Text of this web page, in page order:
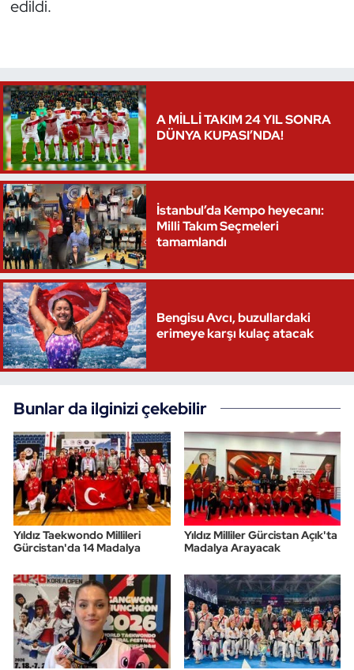
edildi.
A MİLLİ TAKIM 24 YIL SONRA
DÜNYA KUPASI’NDA!
İstanbul’da Kempo heyecanı:
Milli Takım Seçmeleri
tamamlandı
Bengisu Avcı, buzullardaki
erimeye karşı kulaç atacak
Bunlar da ilginizi çekebilir
Yıldız Taekwondo Millileri
Gürcistan'da 14 Madalya
Yıldız Milliler Gürcistan Açık'ta
Madalya Arayacak
Vücut Geliştirme Fitness
Wushu Kungfu
Yelken
Yüzme